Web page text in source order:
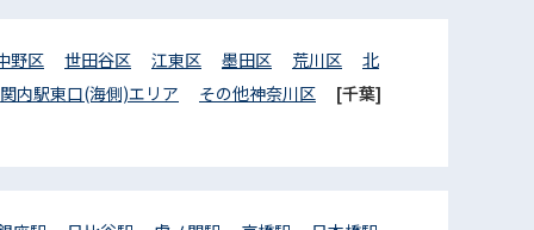
野区 世田谷区 江東区 墨田区 荒川区
北
関内駅東口(海側)エリア その他神奈川区
[千葉]